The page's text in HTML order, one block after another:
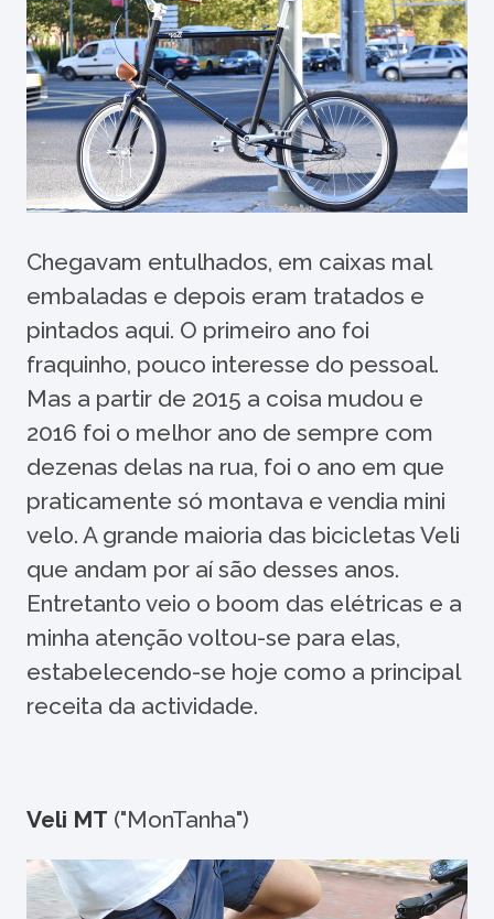
Chegavam entulhados, em caixas mal
embaladas e depois eram tratados e
pintados aqui. O primeiro ano foi
fraquinho, pouco interesse do pessoal.
Mas a partir de 2015 a coisa mudou e
2016 foi o melhor ano de sempre com
dezenas delas na rua, foi o ano em que
praticamente só montava e vendia mini
velo. A grande maioria das bicicletas Veli
que andam por aí são desses anos.
Entretanto veio o boom das elétricas e a
minha atenção voltou-se para elas,
estabelecendo-se hoje como a principal
receita da actividade.
Veli MT ("MonTanha")